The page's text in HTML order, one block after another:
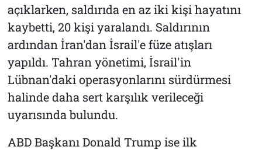
açıklarken, saldırıda en az iki kişi hayatını
kaybetti, 20 kişi yaralandı. Saldırının
ardından İran'dan İsrail'e füze atışları
yapıldı. Tahran yönetimi, İsrail'in
Lübnan'daki operasyonlarını sürdürmesi
halinde daha sert karşılık verileceği
uyarısında bulundu.
ABD Başkanı Donald Trump ise ilk